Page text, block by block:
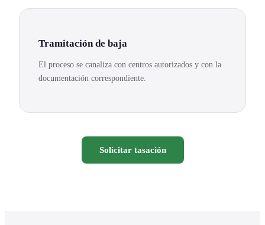
Tramitación de baja
El proceso se canaliza con centros autorizados y con la
documentación correspondiente.
Solicitar tasación